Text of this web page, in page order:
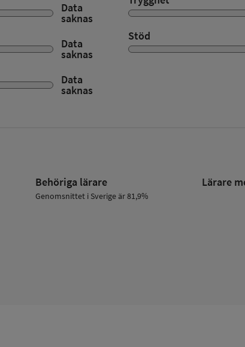
Data
saknas
Data
saknas
Stöd
Data
saknas
Behöriga lärare
Genomsnittet i Sverige är 81,9%
Lärare